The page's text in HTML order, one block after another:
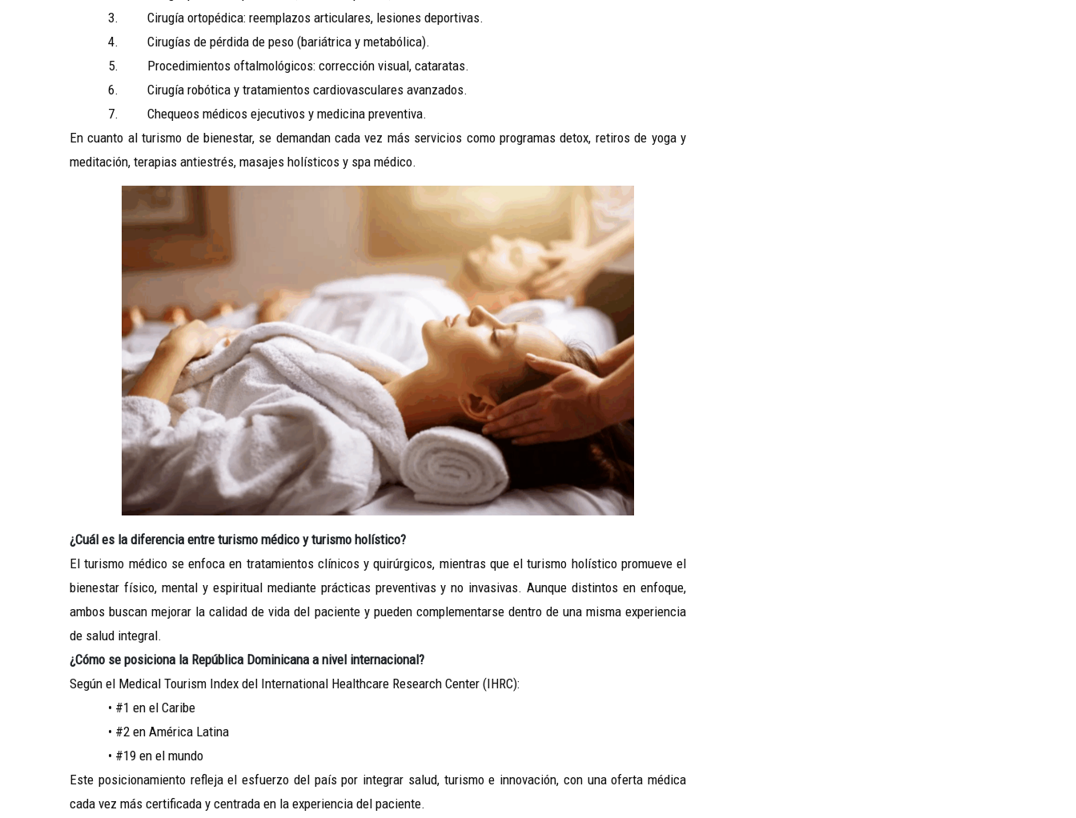
3. Cirugía ortopédica: reemplazos articulares, lesiones deportivas.
4. Cirugías de pérdida de peso (bariátrica y metabólica).
5. Procedimientos oftalmológicos: corrección visual, cataratas.
6. Cirugía robótica y tratamientos cardiovasculares avanzados.
7. Chequeos médicos ejecutivos y medicina preventiva.
En cuanto al turismo de bienestar, se demandan cada vez más servicios como programas detox, retiros de yoga y
meditación, terapias antiestrés, masajes holísticos y spa médico.
¿Cuál es la diferencia entre turismo médico y turismo holístico?
El turismo médico se enfoca en tratamientos clínicos y quirúrgicos, mientras que el turismo holístico promueve el
bienestar físico, mental y espiritual mediante prácticas preventivas y no invasivas. Aunque distintos en enfoque,
ambos buscan mejorar la calidad de vida del paciente y pueden complementarse dentro de una misma experiencia
de salud integral.
¿Cómo se posiciona la República Dominicana a nivel internacional?
Según el Medical Tourism Index del International Healthcare Research Center (IHRC):
• #1 en el Caribe
• #2 en América Latina
• #19 en el mundo
Este posicionamiento refleja el esfuerzo del país por integrar salud, turismo e innovación, con una oferta médica
cada vez más certificada y centrada en la experiencia del paciente.